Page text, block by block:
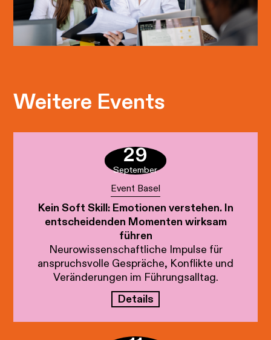
Weitere Events
29
September
Event Basel
Kein Soft Skill: Emotionen verstehen. In
entscheidenden Momenten wirksam
führen
Neurowissenschaftliche Impulse für
anspruchsvolle Gespräche, Konflikte und
Veränderungen im Führungsalltag.
Details